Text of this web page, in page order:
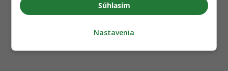
Súhlasím
Nastavenia